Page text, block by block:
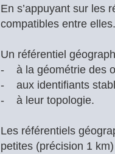
En s’appuyant sur les
compatibles entre elles.
Un référentiel
- à la géométrie des
- aux identifiants
- à leur topologie.
Les référentiels
petites (précision 1